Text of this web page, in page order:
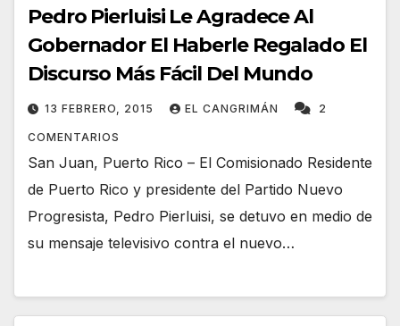
Pedro Pierluisi Le Agradece Al
Gobernador El Haberle Regalado El
Discurso Más Fácil Del Mundo
13 FEBRERO, 2015 EL CANGRIMÁN 2
COMENTARIOS
San Juan, Puerto Rico – El Comisionado Residente
de Puerto Rico y presidente del Partido Nuevo
Progresista, Pedro Pierluisi, se detuvo en medio de
su mensaje televisivo contra el nuevo…